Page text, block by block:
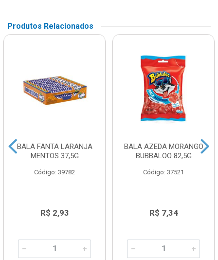
Produtos Relacionados
BALA FANTA LARANJA
MENTOS 37,5G
Código: 39782
R$ 2,93
BALA AZEDA MORANGO
BUBBALOO 82,5G
Código: 37521
R$ 7,34